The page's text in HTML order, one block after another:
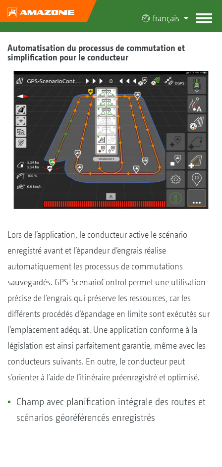
français
Automatisation du processus de commutation et
simplification pour le conducteur
Lors de l’application, le conducteur active le scénario
enregistré avant et l’épandeur d’engrais réalise
automatiquement les processus de commutations
sauvegardés. GPS-ScenarioControl permet une utilisation
précise de l’engrais qui préserve les ressources, car les
différents procédés d’épandage en limite sont exécutés sur
l’emplacement adéquat. Une application conforme à la
législation est ainsi parfaitement garantie, même avec les
conducteurs suivants. En outre, le conducteur peut
s’orienter à l’aide de l’itinéraire préenregistré et optimisé.
Champ avec planification intégrale des routes et
scénarios géoréférencés enregistrés